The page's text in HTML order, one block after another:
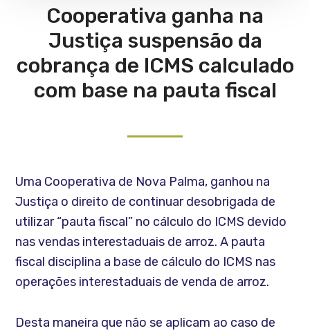
Cooperativa ganha na
Justiça suspensão da
cobrança de ICMS calculado
com base na pauta fiscal
Uma Cooperativa de Nova Palma, ganhou na
Justiça o direito de continuar desobrigada de
utilizar “pauta fiscal” no cálculo do ICMS devido
nas vendas interestaduais de arroz. A pauta
fiscal disciplina a base de cálculo do ICMS nas
operações interestaduais de venda de arroz.
Desta maneira que não se aplicam ao caso de